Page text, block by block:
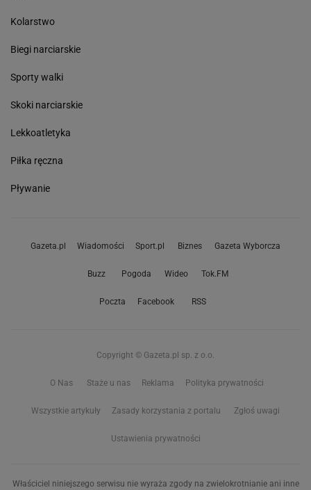
Kolarstwo
Biegi narciarskie
Sporty walki
Skoki narciarskie
Lekkoatletyka
Piłka ręczna
Pływanie
Gazeta.pl Wiadomości Sport.pl Biznes Gazeta Wyborcza
Buzz Pogoda Wideo Tok.FM
Poczta Facebook RSS
Copyright © Gazeta.pl sp. z o.o.
O Nas Staże u nas Reklama Polityka prywatności
Wszystkie artykuły Zasady korzystania z portalu Zgłoś uwagi
Ustawienia prywatności
Właściciel niniejszego serwisu nie wyraża zgody na zwielokrotnianie ani inne